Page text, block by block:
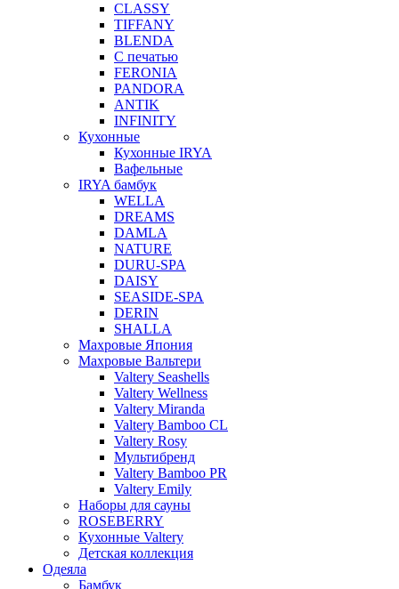
CLASSY
TIFFANY
BLENDA
С печатью
FERONIA
PANDORA
ANTIK
INFINITY
Кухонные
Кухонные IRYA
Вафельные
IRYA бамбук
WELLA
DREAMS
DAMLA
NATURE
DURU-SPA
DAISY
SEASIDE-SPA
DERIN
SHALLA
Махровые Япония
Махровые Вальтери
Valtery Seashells
Valtery Wellness
Valtery Miranda
Valtery Bamboo CL
Valtery Rosy
Мультибренд
Valtery Bamboo PR
Valtery Emily
Наборы для сауны
ROSEBERRY
Кухонные Valtery
Детская коллекция
Одеяла
Бамбук